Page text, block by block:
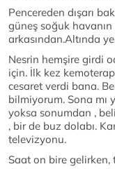
Pencereden dışarı
güneş soğuk havanın
arkasından.Altında
Nesrin hemşire girdi
için. İlk kez
cesaret verdi bana.
bilmiyorum. Sona mı
yoksa sonumdan ,
, bir de buz dolabı.
televizyonu.
Saat on bire